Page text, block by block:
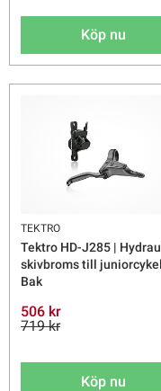
Köp nu
TEKTRO
Tektro HD-J285 |
skivbroms till
Bak
506 kr
719 kr
Köp nu